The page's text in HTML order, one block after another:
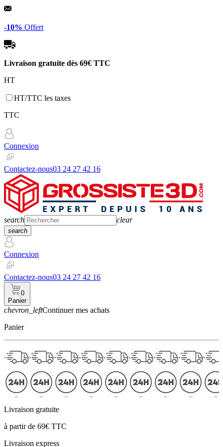
Panneau de gestion des cookies
-10% Offert
Livraison gratuite dès 69€ TTC
HT
HT/TTC les taxes
TTC
Connexion
Contactez-nous03 24 27 42 16
search clear
search
Connexion
Contactez-nous03 24 27 42 16
0
Panier
chevron_leftContinuer mes achats
Panier
Livraison gratuite
à partir de 69€ TTC
Livraison express